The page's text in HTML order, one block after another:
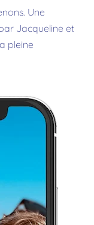
Une
Jacqueline et
pleine